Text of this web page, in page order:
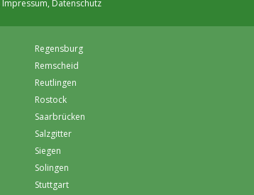
Impressum, Datenschutz
Regensburg
Remscheid
Reutlingen
Rostock
Saarbrücken
Salzgitter
Siegen
Solingen
Stuttgart